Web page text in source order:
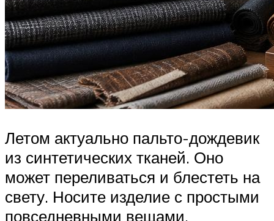
Летом актуально пальто-дождевик
из синтетических тканей. Оно
может переливаться и блестеть на
свету. Носите изделие с простыми
повседневными вещами.